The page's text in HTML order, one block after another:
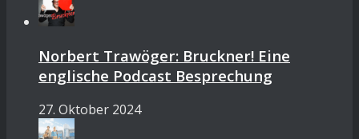
Norbert Trawöger: Bruckner! Eine
englische Podcast Besprechung
27. Oktober 2024